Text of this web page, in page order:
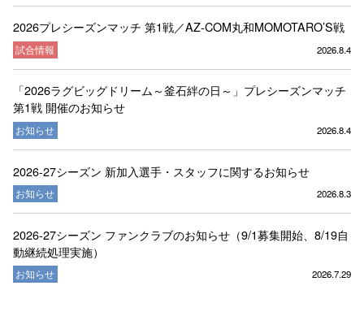
2026プレシーズンマッチ 第1戦／AZ-COM丸和MOMOTARO’S戦
試合情報 2026.8.4
「2026ラグビッグドリーム～釜石絆の日～」プレシーズンマッチ
第1戦 開催のお知らせ
お知らせ 2026.8.4
2026-27シーズン 新加入選手・スタッフに関するお知らせ
お知らせ 2026.8.3
2026-27シーズン ファンクラブのお知らせ（9/1募集開始、8/19自
動継続処理実施）
お知らせ 2026.7.29